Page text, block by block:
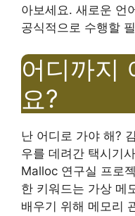
아보세요. 새로운 언
공식적으로 수행할
어디까지
요?
난 어디로 가야 해?
우를 데려간 택시기
Malloc 연구실 프로
한 키워드는 가상 메
배우기 위해 메모리